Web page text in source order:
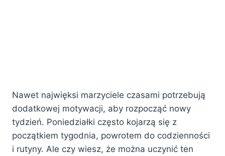
Nawet najwięksi marzyciele czasami potrzebują
dodatkowej motywacji, aby rozpocząć nowy
tydzień. Poniedziałki często kojarzą się z
początkiem tygodnia, powrotem do codzienności
i rutyny. Ale czy wiesz, że można uczynić ten